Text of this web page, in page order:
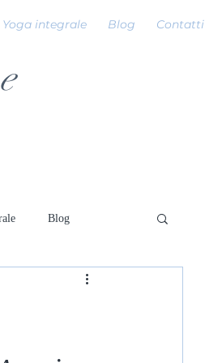
Yoga integrale Blog Contatti
Blog